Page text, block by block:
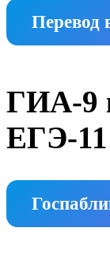
Перевод
ГИА-9
ЕГЭ-11